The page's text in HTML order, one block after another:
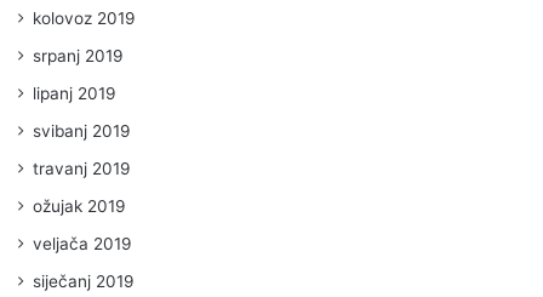
kolovoz 2019
srpanj 2019
lipanj 2019
svibanj 2019
travanj 2019
ožujak 2019
veljača 2019
siječanj 2019